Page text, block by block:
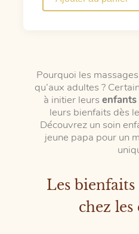
pays
Pourquoi les
qu’aux adultes ?
à initier leursenfants
leurs bienfaits dès
Découvrez un soin
jeune papa pour un
Les bienfaits
chez les